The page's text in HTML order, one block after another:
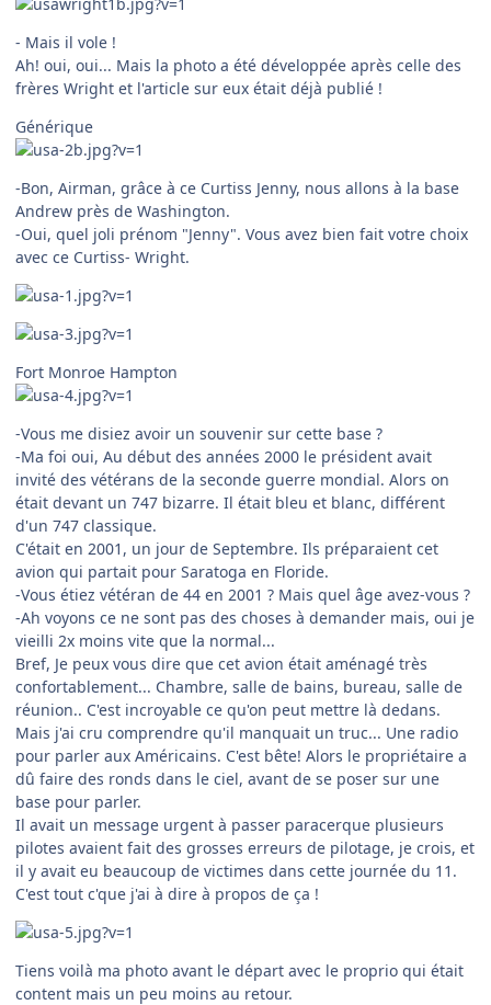
- Mais il vole !
Ah! oui, oui... Mais la photo a été développée après celle des
frères Wright et l'article sur eux était déjà publié !
Générique
-Bon, Airman, grâce à ce Curtiss Jenny, nous allons à la base
Andrew près de Washington.
-Oui, quel joli prénom "Jenny". Vous avez bien fait votre choix
avec ce Curtiss- Wright.
Fort Monroe Hampton
-Vous me disiez avoir un souvenir sur cette base ?
-Ma foi oui, Au début des années 2000 le président avait
invité des vétérans de la seconde guerre mondial. Alors on
était devant un 747 bizarre. Il était bleu et blanc, différent
d'un 747 classique.
C'était en 2001, un jour de Septembre. Ils préparaient cet
avion qui partait pour Saratoga en Floride.
-Vous étiez vétéran de 44 en 2001 ? Mais quel âge avez-vous ?
-Ah voyons ce ne sont pas des choses à demander mais, oui je
vieilli 2x moins vite que la normal...
Bref, Je peux vous dire que cet avion était aménagé très
confortablement... Chambre, salle de bains, bureau, salle de
réunion.. C'est incroyable ce qu'on peut mettre là dedans.
Mais j'ai cru comprendre qu'il manquait un truc... Une radio
pour parler aux Américains. C'est bête! Alors le propriétaire a
dû faire des ronds dans le ciel, avant de se poser sur une
base pour parler.
Il avait un message urgent à passer paracerque plusieurs
pilotes avaient fait des grosses erreurs de pilotage, je crois, et
il y avait eu beaucoup de victimes dans cette journée du 11.
C'est tout c'que j'ai à dire à propos de ça !
Tiens voilà ma photo avant le départ avec le proprio qui était
content mais un peu moins au retour.